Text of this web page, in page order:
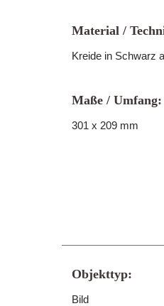
Material /
Kreide in Schwarz
Maße / Umfang:
301 x 209 mm
Objekttyp:
Bild